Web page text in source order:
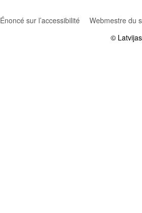
Énoncé sur l’accessibilité
Webmestre du
©